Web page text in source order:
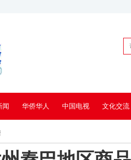
闻 华侨华人 中国电视 文化交流